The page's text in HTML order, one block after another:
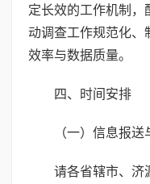
定长效的工作机制，
动调查工作规范化、
效率与数据质量。
四、时间安排
（一）信息报
请各省辖市、济